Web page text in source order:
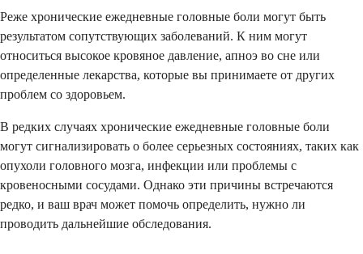
Реже хронические ежедневные головные боли могут быть
результатом сопутствующих заболеваний. К ним могут
относиться высокое кровяное давление, апноэ во сне или
определенные лекарства, которые вы принимаете от других
проблем со здоровьем.
В редких случаях хронические ежедневные головные боли
могут сигнализировать о более серьезных состояниях, таких как
опухоли головного мозга, инфекции или проблемы с
кровеносными сосудами. Однако эти причины встречаются
редко, и ваш врач может помочь определить, нужно ли
проводить дальнейшие обследования.